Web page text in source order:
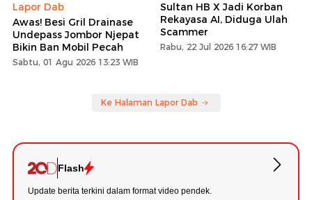
Lapor Dab
Awas! Besi Gril Drainase
Undepass Jombor Njepat
Bikin Ban Mobil Pecah
Sabtu, 01 Agu 2026 13:23 WIB
Sultan HB X Jadi Korban
Rekayasa AI, Diduga Ulah
Scammer
Rabu, 22 Jul 2026 16:27 WIB
Ke Halaman Lapor Dab
Flash
Update berita terkini dalam format video pendek.